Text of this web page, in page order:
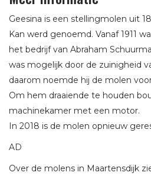
Geesina is een stellingmolen uit
Kan werd genoemd. Vanaf 1911
het bedrijf van Abraham
was mogelijk door de zuinigheid
daarom noemde hij de molen
Om hem draaiende te houden
machinekamer met een motor.
In 2018 is de molen opnieuw
AD
Over de molens in Maartensdijk